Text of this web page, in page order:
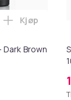
& Controls
- 2-i-1
Brown
Legg
Kjøp